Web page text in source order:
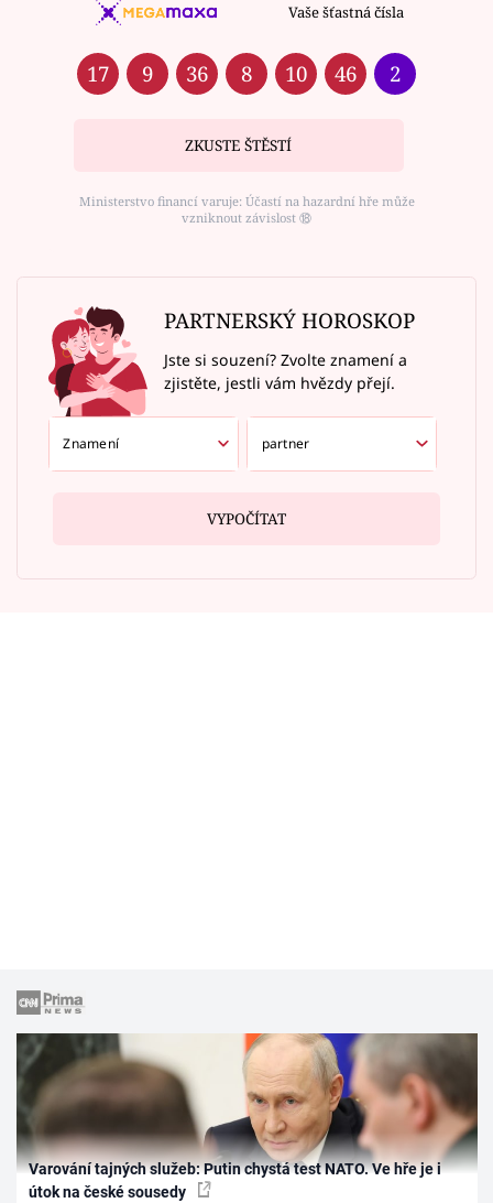
Vaše šťastná čísla
17 9 36 8 10 46 2
ZKUSTE ŠTĚSTÍ
Ministerstvo financí varuje: Účastí na hazardní hře může
vzniknout závislost ⑱
PARTNERSKÝ HOROSKOP
Jste si souzení? Zvolte znamení a
zjistěte, jestli vám hvězdy přejí.
VYPOČÍTAT
Varování tajných služeb: Putin chystá test NATO. Ve hře je i
útok na české sousedy